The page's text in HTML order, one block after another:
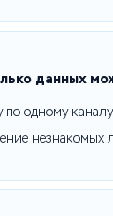
данных
по одному
незнакомых